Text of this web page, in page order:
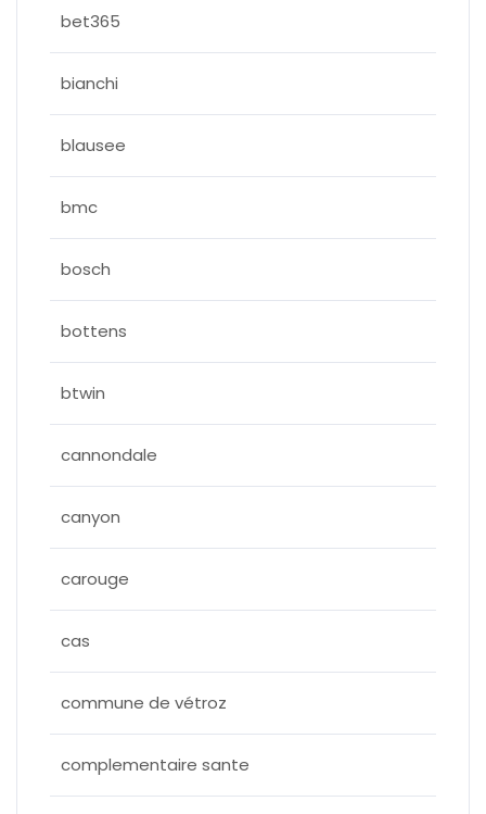
bet365
bianchi
blausee
bmc
bosch
bottens
btwin
cannondale
canyon
carouge
cas
commune de vétroz
complementaire sante